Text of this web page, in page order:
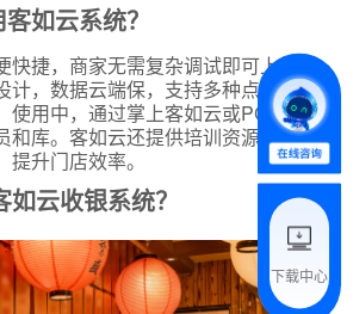
如云系统？
快捷，商家无需复杂调试即可上手。
计，数据云端保，支持多种点餐方式
使用中，通过掌上客如云或PC端查看
和库。客如云还提供培训资源，帮助
升门店效率。
云收银系统？
下载中心
预约试用